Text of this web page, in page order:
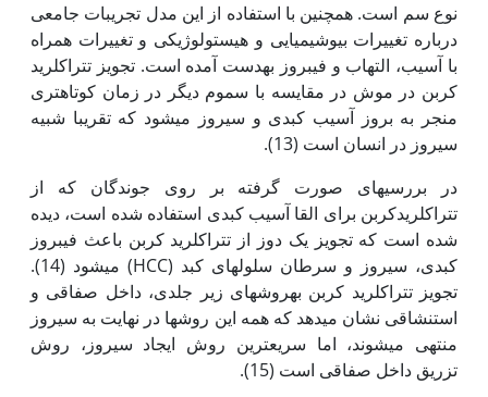
نوع سم است. همچنین با استفاده از این مدل تجریبات جامعی
درباره تغییرات بیو‏شیمیایی و هیستولوژیکی و تغییرات همراه
با آسیب، التهاب و فیبروز به‏دست آمده است. تجویز تترا‏کلرید
کربن در موش در مقایسه با سموم دیگر در زمان کوتاه­تری
منجر به بروز آسیب کبدی و سیروز می‫شود که تقریبا شبیه
سیروز در انسان است (13).
در بررسی­های صورت گرفته بر روی جوندگان که از
تترا‏کلرید‏کربن برای القا آسیب کبدی استفاده شده است، دیده
شده است که تجویز یک دوز از تترا‏کلرید کربن باعث فیبروز
کبدی، سیروز و سرطان سلول‏های کبد (HCC) می­شود (14).
تجویز تترا‏کلرید کربن به‏روش­های زیر جلدی، داخل صفاقی و
استنشاقی نشان می­دهد که همه این روش­ها در نهایت به سیروز
منتهی می­شوند، اما سریع­ترین روش ایجاد سیروز، روش
تزریق داخل صفاقی است (15).